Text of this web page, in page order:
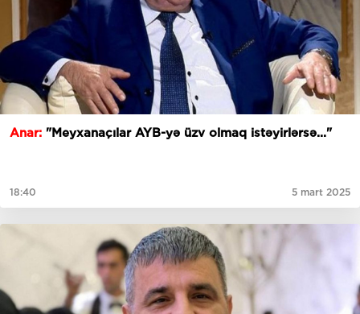
Anar: "Meyxanaçılar AYB-yə üzv olmaq istəyirlərsə..."
18:40 5 mart 2025